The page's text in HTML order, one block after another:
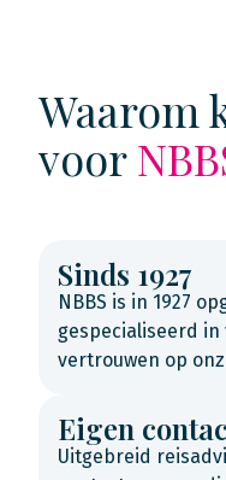
Waarom
voor
Sinds 1927
NBBS is in 1927
gespecialiseerd
vertrouwen op
Eigen
Uitgebreid